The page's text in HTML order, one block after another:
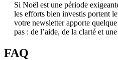
Si Noël est une période
les efforts bien investis portent
votre newsletter apporte
pas : de l’aide, de la clarté et
FAQ